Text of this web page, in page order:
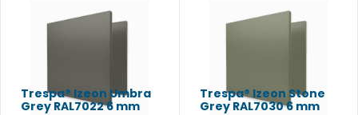
Trespa® Izeon Umbra
Grey RAL7022 6 mm
Trespa® Izeon Stone
Grey RAL7030 6 mm